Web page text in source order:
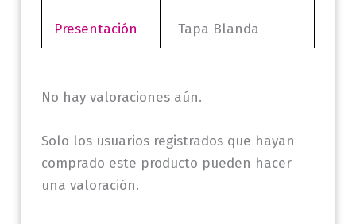
Presentación Tapa Blanda
No hay valoraciones aún.
Solo los usuarios registrados que hayan
comprado este producto pueden hacer
una valoración.